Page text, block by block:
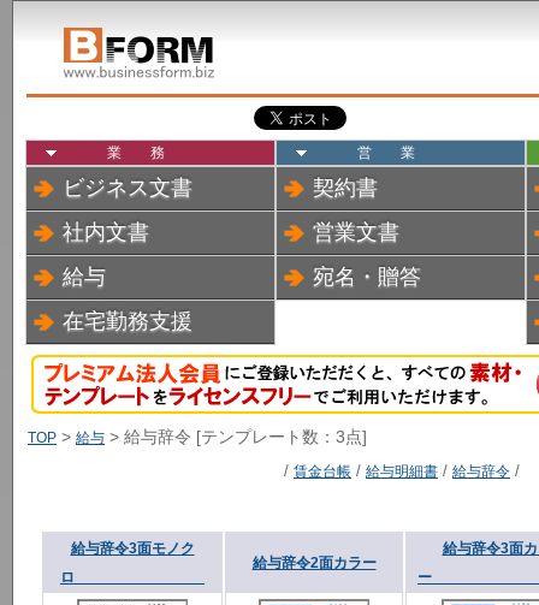
業務
ビジネス文書
社内文書
給与
在宅勤務支援
営業
契約書
営業文書
宛名・贈答
TOP > 給与 > 給与辞令 [テンプレート数：3点]
/ 賃金台帳/ 給与明細書/ 給与辞令/
給与辞令3面モノク
ロ
給与辞令2面カラー
給与辞令3面